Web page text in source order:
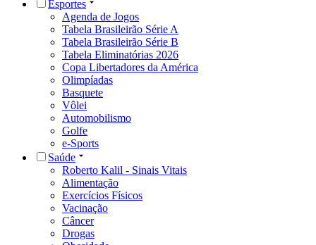
Esportes
Agenda de Jogos
Tabela Brasileirão Série A
Tabela Brasileirão Série B
Tabela Eliminatórias 2026
Copa Libertadores da América
Olimpíadas
Basquete
Vôlei
Automobilismo
Golfe
e-Sports
Saúde
Roberto Kalil - Sinais Vitais
Alimentação
Exercícios Físicos
Vacinação
Câncer
Drogas